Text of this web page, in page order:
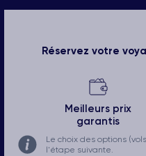
Réservez votre
Meilleurs prix
garantis
Le choix des options
l'étape suivante.